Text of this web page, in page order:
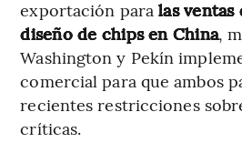
exportación paralas
diseño de chips en China,
Washington y Pekín
comercial para que ambos
recientes restricciones
críticas.